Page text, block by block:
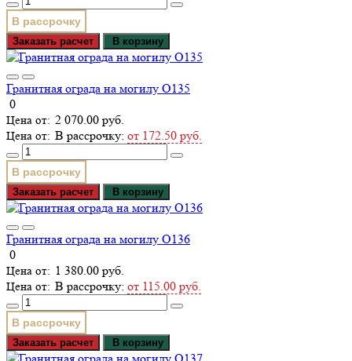
В рассрочку
Заказать расчет В корзину
Гранитная ограда на могилу О135
0
2 070.00 руб.
В рассрочку: от 172.50 руб.
В рассрочку
Заказать расчет В корзину
Гранитная ограда на могилу О136
0
1 380.00 руб.
В рассрочку: от 115.00 руб.
В рассрочку
Заказать расчет В корзину